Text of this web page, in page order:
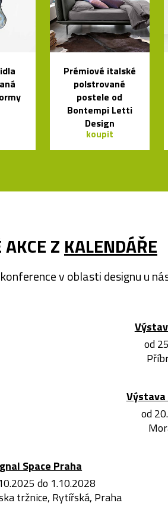
Prémiové italské
polstrované
postele od
Bontempi Letti
Design
koupit
Z KALENDÁŘE
v oblasti designu u
od
Výstava
od
Space Praha
do 1.10.2028
tržnice, Rytířská, Praha